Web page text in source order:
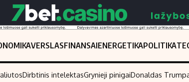
VERSLASFINANSAIENERGETIKAPOLITIKA
Dirbtinis intelektasGrynieji pinigaiDonaldas